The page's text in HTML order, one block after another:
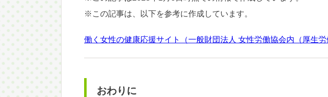
※この記事は、以下を参考に作成しています。
働く女性の健康応援サイト（一般財団法人 女性労働協会内（厚生労
おわりに